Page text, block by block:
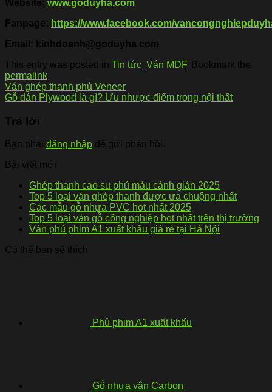
Website: www.goduyha.com
Fanpage: https://www.facebook.com/
Email: kinhdoanh@goduyha.com
This entry was posted in Tin tức, Ván MDF. Bookmark the
permalink.
Ván ghép thanh phủ Veneer
Gỗ dán Plywood là gì? Ưu nhược điểm trong nội thất
Trả lời
Bạn phải đăng nhập để gửi phản hồi.
Bài viết mới
Ghép thanh cao su phủ màu cánh gián 2025
Top 5 loại ván ghép thanh được ưa chuộng nhất
Các mẫu gỗ nhựa PVC hot nhất 2025
Top 5 loại ván gỗ công nghiệp hot nhất trên thị trường
Ván phủ phim A1 xuất khẩu giá rẻ tại Hà Nội
Có thể bạn sẽ thích
Phủ phim A1 xuất khẩu
Gỗ nhựa vân Carbon